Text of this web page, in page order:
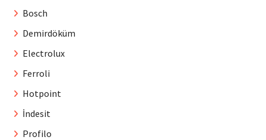
Bosch
Demirdöküm
Electrolux
Ferroli
Hotpoint
İndesit
Profilo